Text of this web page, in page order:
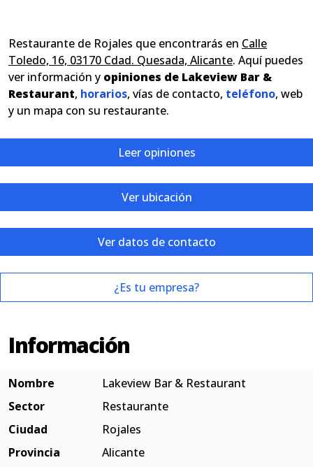
Restaurante de Rojales que encontrarás en Calle
Toledo, 16, 03170 Cdad. Quesada, Alicante. Aquí puedes
ver información y opiniones de Lakeview Bar &
Restaurant, horarios, vías de contacto, teléfono, web
y un mapa con su restaurante.
Leer opiniones
Ver ubicación
Ver datos de contacto
¿Es tu empresa?
Información
Nombre
Lakeview Bar & Restaurant
Sector
Restaurante
Ciudad
Rojales
Provincia
Alicante